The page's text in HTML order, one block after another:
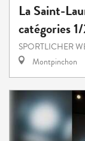
La Saint-
catégories
SPORTLICHER
Montpinchon